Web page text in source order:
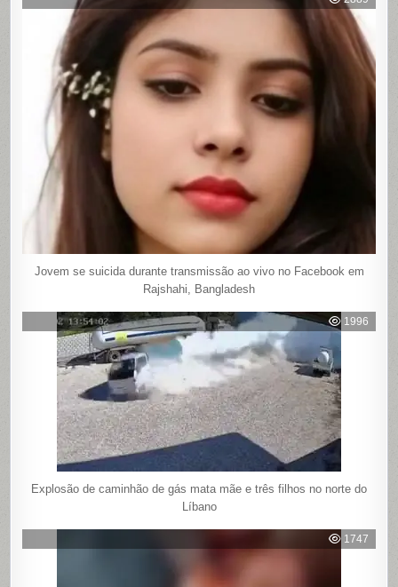
Jovem se suicida durante transmissão ao vivo no Facebook em
Rajshahi, Bangladesh
1996
Explosão de caminhão de gás mata mãe e três filhos no norte do
Líbano
1747